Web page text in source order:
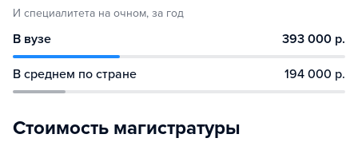
И специалитета на очном, за год
В вузе 393 000 р.
В среднем по стране 194 000 р.
Стоимость магистратуры